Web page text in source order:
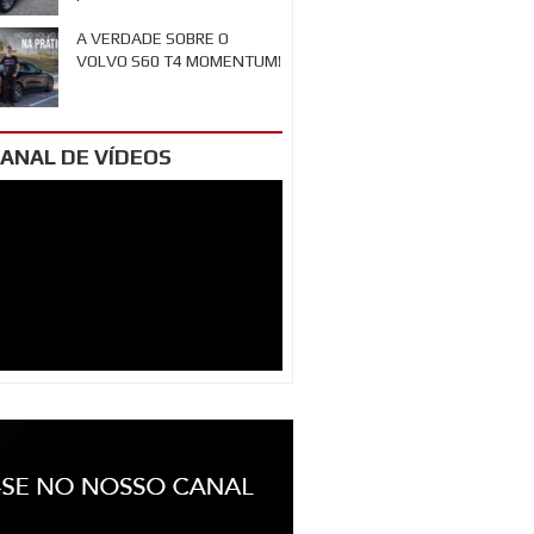
A VERDADE SOBRE O
VOLVO S60 T4 MOMENTUM!
DE VÍDEOS